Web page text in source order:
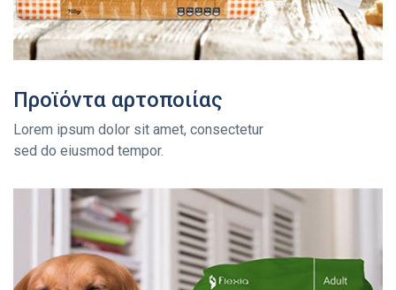
Προϊόντα αρτοποιίας
Lorem ipsum dolor sit amet, consectetur
sed do eiusmod tempor.